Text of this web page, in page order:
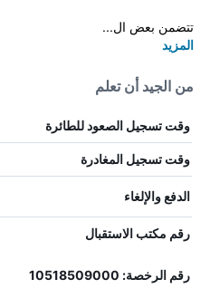
تتضمن بعض ال...
المزيد
من الجيد أن تعلم
وقت تسجيل الصعود للطائرة
وقت تسجيل المغادرة
الدفع والإلغاء
رقم مكتب الاستقبال
رقم الرخصة: 10518509000